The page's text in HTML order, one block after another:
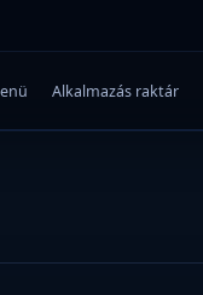
Alkalmazás raktár